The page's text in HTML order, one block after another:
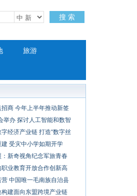
搜 索
旅游
商 今年上半年推动新签
举办 探讨人工智能和数智
经济产业链 打造“数字丝
受灾中小学如期开学
新奇视角纪念军旅青春
业教育开放合作创新高
中国唯一毛南族自治县
建面向东盟跨境产业链